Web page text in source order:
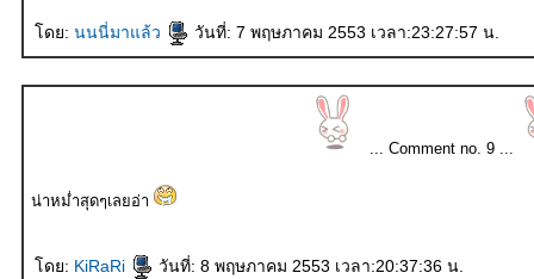
ดย: นนนี่มาแล้ว วันที่: 7 พฤษภาคม 2553 เวลา:23:27:57 น.
... Comment no. 9 ...
น่าหม่ำสุดๆเลยอ่า
ดย: KiRaRi วันที่: 8 พฤษภาคม 2553 เวลา:20:37:36 น.